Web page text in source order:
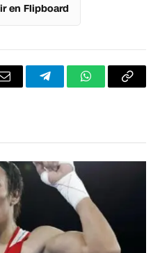
en Flipboard
CorreoTelegramWhatsApp